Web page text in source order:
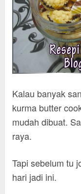
Kalau banyak
kurma butter
mudah dibuat.
raya.
Tapi sebelum tu
hari jadi ini.